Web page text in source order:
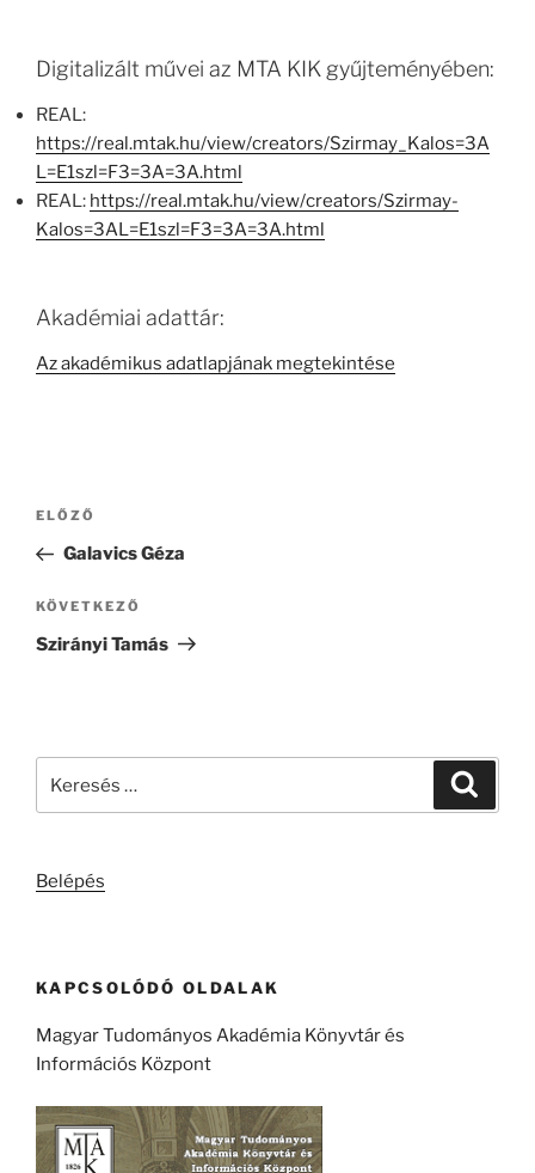
Digitalizált művei az MTA KIK gyűjteményében:
REAL:
https://real.mtak.hu/view/creators/Szirmay_Kalos=3A
L=E1szl=F3=3A=3A.html
REAL: https://real.mtak.hu/view/creators/Szirmay-
Kalos=3AL=E1szl=F3=3A=3A.html
Akadémiai adattár:
Az akadémikus adatlapjának megtekintése
Bejegyzés
Korábbi
bejegyzés
ELŐZŐ
Galavics Géza
Következő
bejegyzés
KÖVETKEZŐ
Szirányi Tamás
Belépés
KAPCSOLÓDÓ OLDALAK
Magyar Tudományos Akadémia Könyvtár és
Információs Központ